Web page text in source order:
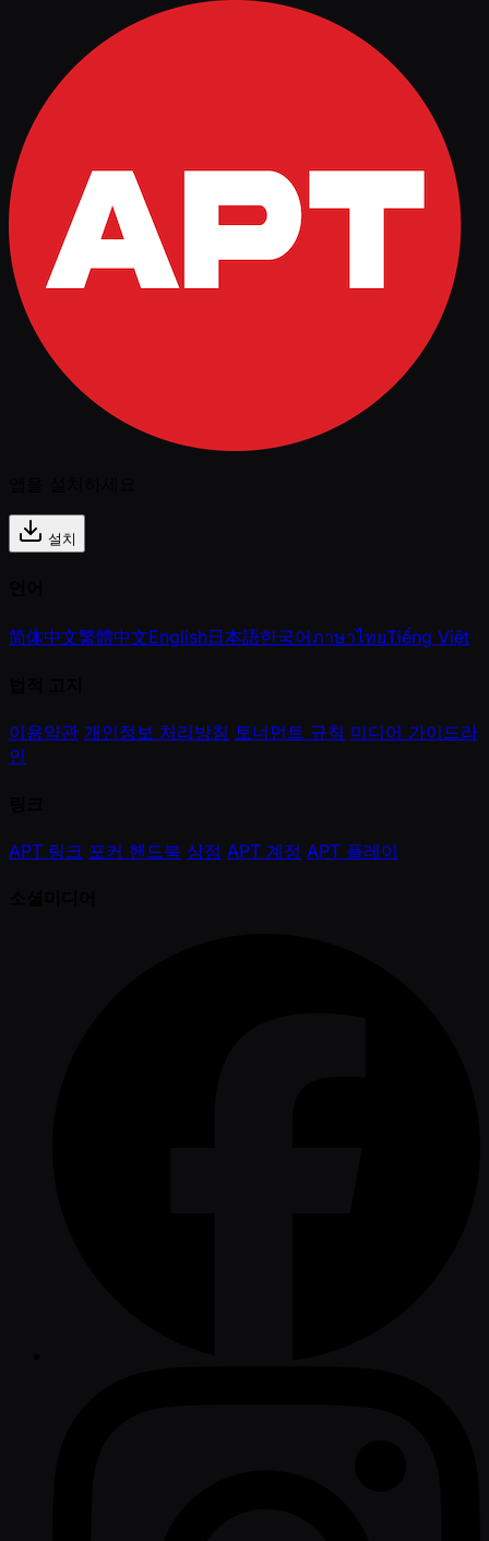
설치
简体中文繁體中文English日本語한국어ภาษาไทยTiếng Việt
이용약관 개인정보 처리방침 토너먼트 규칙 미디어 가이드라
인
APT 링크 포커 핸드북 상점 APT 계정 APT 플레이